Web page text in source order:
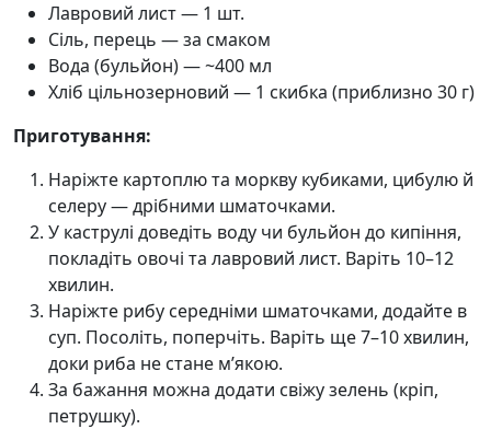
Лавровий лист — 1 шт.
Сіль, перець — за смаком
Вода (бульйон) — ~400 мл
Хліб цільнозерновий — 1 скибка (приблизно 30 г)
Приготування:
Наріжте картоплю та моркву кубиками, цибулю й
селеру — дрібними шматочками.
У каструлі доведіть воду чи бульйон до кипіння,
покладіть овочі та лавровий лист. Варіть 10–12
хвилин.
Наріжте рибу середніми шматочками, додайте в
суп. Посоліть, поперчіть. Варіть ще 7–10 хвилин,
доки риба не стане м’якою.
За бажання можна додати свіжу зелень (кріп,
петрушку).